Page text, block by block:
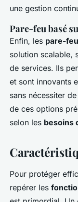
une gestion
Pare-feu basé
Enfin, les pare-
solution scalable,
de services. Ils
et sont innovants
sans nécessiter
de ces options
selon les besoins
Pour protéger
repérer les